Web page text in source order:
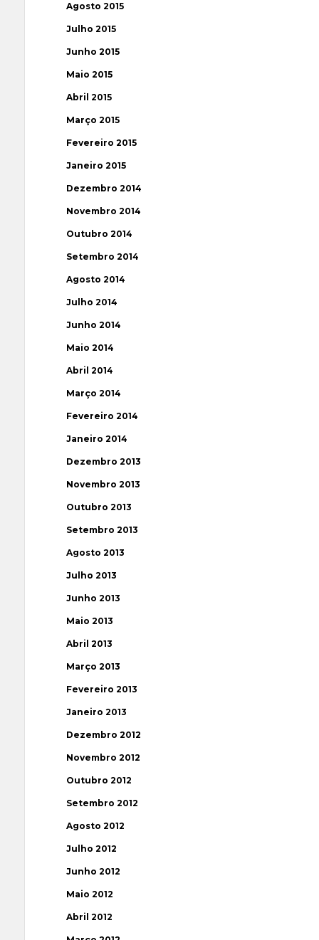
Agosto 2015
Julho 2015
Junho 2015
Maio 2015
Abril 2015
Março 2015
Fevereiro 2015
Janeiro 2015
Dezembro 2014
Novembro 2014
Outubro 2014
Setembro 2014
Agosto 2014
Julho 2014
Junho 2014
Maio 2014
Abril 2014
Março 2014
Fevereiro 2014
Janeiro 2014
Dezembro 2013
Novembro 2013
Outubro 2013
Setembro 2013
Agosto 2013
Julho 2013
Junho 2013
Maio 2013
Abril 2013
Março 2013
Fevereiro 2013
Janeiro 2013
Dezembro 2012
Novembro 2012
Outubro 2012
Setembro 2012
Agosto 2012
Julho 2012
Junho 2012
Maio 2012
Abril 2012